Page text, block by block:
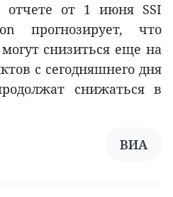
отчете от 1 июня SSI
прогнозирует, что
снизиться еще на
с сегодняшнего дня
снижаться в
ВИА